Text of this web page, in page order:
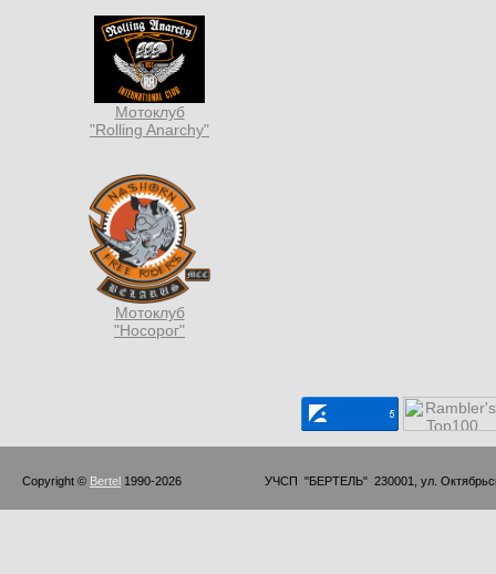
Мотоклуб
"Rolling Anarchy"
Мотоклуб
"Носорог"
Copyright © Bertel 1990-2026                         УЧСП  "БЕРТЕЛЬ"  230001, ул.